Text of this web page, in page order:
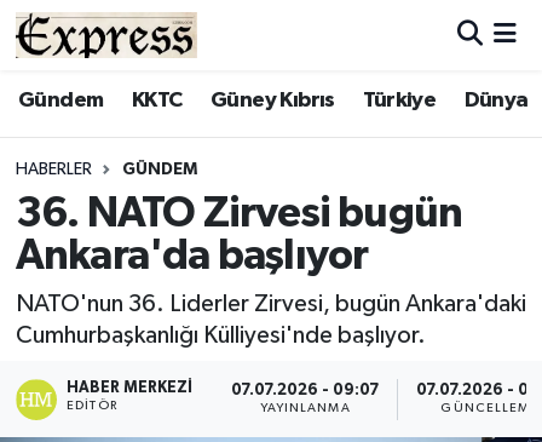
Gündem KKTC Güney Kıbrıs Türkiye Dünya
HABERLER GÜNDEM
36. NATO Zirvesi bugün
Ankara'da başlıyor
NATO'nun 36. Liderler Zirvesi, bugün Ankara'daki
Cumhurbaşkanlığı Külliyesi'nde başlıyor.
HABER MERKEZI
EDITÖR
07.07.2026 - 09:07
YAYINLANMA
07.07.2026 -
GÜNCELLEME
ALAYKÖY
BİLİM
DÜNYA
EĞİTİM
Hava Durumu
Süper Lig Puan Durumu ve Fikstür
Son Dakika Haberleri
Haber Arşivi